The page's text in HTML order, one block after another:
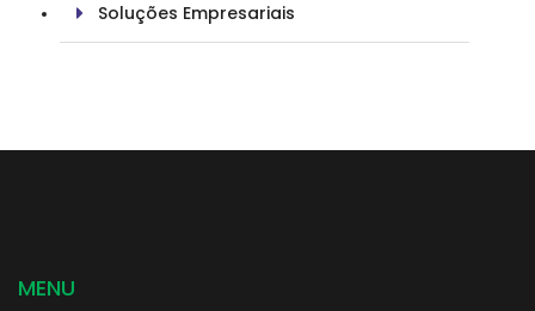
Soluções Empresariais
MENU